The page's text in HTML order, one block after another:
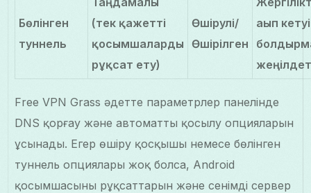
Бөлінген
туннель
(тек қажетті
қосымшаларды
рұқсат ету)
Өшірулі/
Өшірілген
ағып
Free VPN Grass әдетте параметрлер панелінде
DNS қорғау және автоматты қосылу опцияларын
ұсынады. Егер өшіру қосқышы немесе бөлінген
туннель опциялары жоқ болса, Android
қосымшасының рұқсаттарын және сенімді сервер